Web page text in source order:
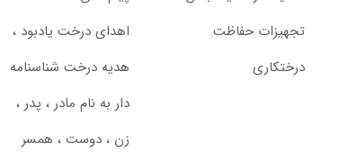
تجهیزات حفاظت
درختکاری
اهدای درخت یادبود ،‌
هدیه درخت شناسنامه
دار به نام مادر ، پدر ،
زن ، دوست ، همسر